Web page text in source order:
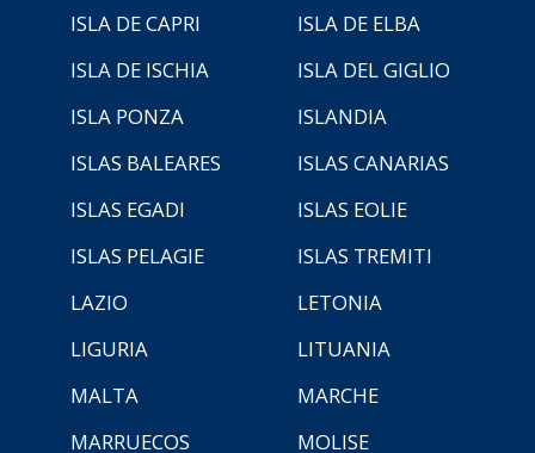
ISLA DE CAPRI
ISLA DE ELBA
ISLA DE ISCHIA
ISLA DEL GIGLIO
ISLA PONZA
ISLANDIA
ISLAS BALEARES
ISLAS CANARIAS
ISLAS EGADI
ISLAS EOLIE
ISLAS PELAGIE
ISLAS TREMITI
LAZIO
LETONIA
LIGURIA
LITUANIA
MALTA
MARCHE
MARRUECOS
MOLISE